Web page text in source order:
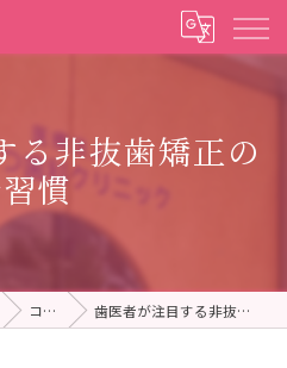
る非抜歯矯正の
慣
コラム 歯医者が注目する非抜歯矯正の新習慣